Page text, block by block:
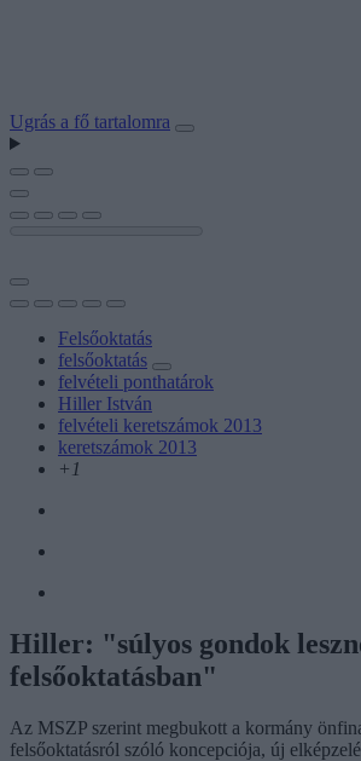
Ugrás a fő tartalomra
Felsőoktatás
felsőoktatás
felvételi ponthatárok
Hiller István
felvételi keretszámok 2013
keretszámok 2013
+1
Hiller: "súlyos gondok
felsőoktatásban"
Az MSZP szerint megbukott a kormány
felsőoktatásról szóló koncepciója, új